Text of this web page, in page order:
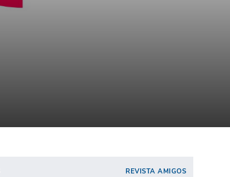
REVISTA AMIGOS